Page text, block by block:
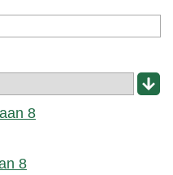
8
8